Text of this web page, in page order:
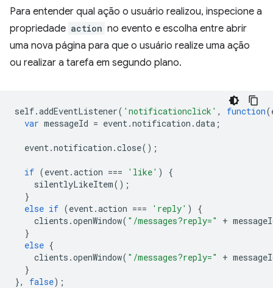
Para entender qual ação o usuário realizou, inspecione a
propriedade action no evento e escolha entre abrir
uma nova página para que o usuário realize uma ação
ou realizar a tarefa em segundo plano.
self.addEventListener( 'notificationclick' , function(
var messageId = event.notification .data ;
event.notification .close();
if (event.action === 'like' )
{
silentlyLikeItem();
}
else if (event.action === 'reply' )
{
clients .openWindow( "/messages?reply=" +
}
else {
clients .openWindow( "/messages?reply=" +
}
},
false);